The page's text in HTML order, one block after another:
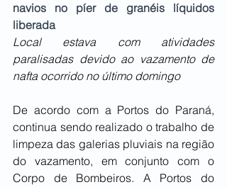
navios no píer de granéis líquidos
liberada
Local estava com atividades
paralisadas devido ao vazamento de
nafta ocorrido no último domingo
De acordo com a Portos do Paraná,
continua sendo realizado o trabalho de
limpeza das galerias pluviais na região
do vazamento, em conjunto com o
Corpo de Bombeiros. A Portos do